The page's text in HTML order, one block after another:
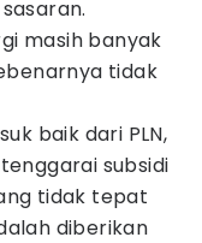
masih banyak
tidak
baik dari PLN,
subsidi
tidak tepat
diberikan